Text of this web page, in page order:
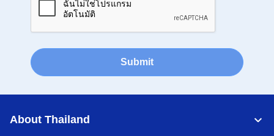
Submit
About Thailand